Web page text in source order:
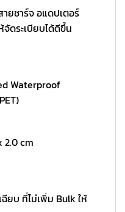
ยชาร์จ อแดปเตอร์
ดระเบียบได้ดีขึ้น
Waterproof
2.0 cm
ฉียบ ที่ไม่เพิ่ม Bulk ให้